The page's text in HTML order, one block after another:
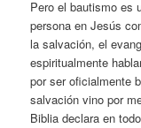
Pero el bautismo es
persona en Jesús
la salvación, el
espiritualmente
por ser oficialmente
salvación vino por
Biblia declara en